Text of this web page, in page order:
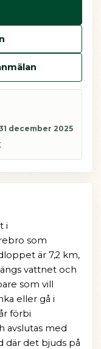
december 2025
i
som
är 7,2 km,
vattnet och
som vill
eller gå i
förbi
avslutas med
där det bjuds på